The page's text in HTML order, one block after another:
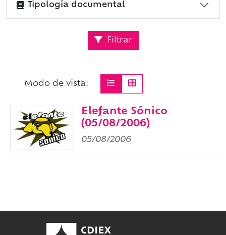
Tipología documental
Filtrar
Modo de vista:
Elefante Sónico
(05/08/2006)
05/08/2006